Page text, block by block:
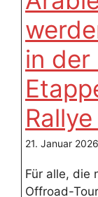
in
21. Januar 2026
Für alle, die
Offroad-